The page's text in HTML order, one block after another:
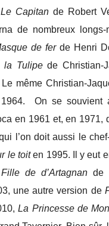
Le Capitan de Robert
de nombreux longs-
de fer de Henri
la Tulipede Christian-
même Christian-
On se souvient
en 1961 et, en 1971,
l’on doit aussi le
le toiten 1995. Il y eut
de d’Artagnan de
une autre version de
La Princesse de